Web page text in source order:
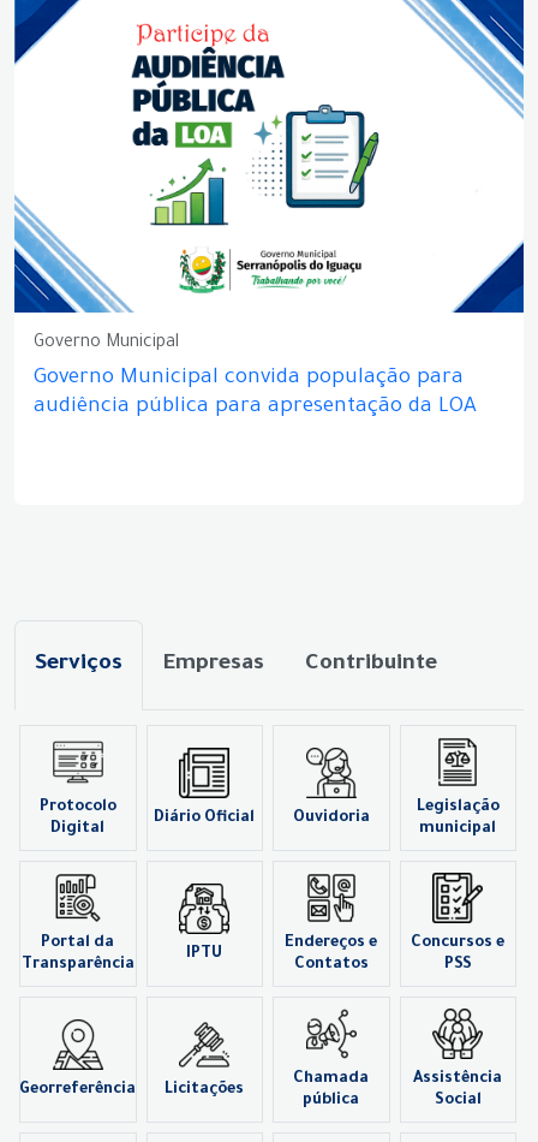
Governo Municipal
Governo Municipal convida população para
audiência pública para apresentação da LOA
Serviços Empresas Contribuinte
Protocolo
Digital
Diário Oficial Ouvidoria
Legislação
municipal
Portal da
Transparência
IPTU
Endereços e
Contatos
Concursos e
PSS
Georreferência Licitações
Chamada
pública
Assistência
Social